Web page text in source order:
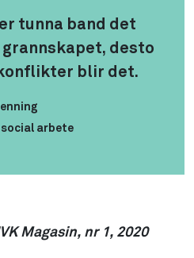
tunna band det
grannskapet, desto
blir det.
social arbete
Magasin, nr 1, 2020